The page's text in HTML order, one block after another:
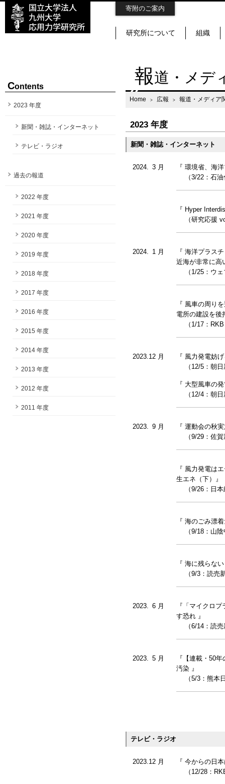
寄附のご案内
研究所について 組織
Contents
2023 年度
新聞・雑誌・インターネット
テレビ・ラジオ
過去の報道
2022 年度
2021 年度
2020 年度
2019 年度
2018 年度
2017 年度
2016 年度
2015 年度
2014 年度
2013 年度
2012 年度
2011 年度
報道・メデ
Home 広報 報道・メディア
2023 年度
新聞・雑誌・インターネット
2024. 03 月
『 環境省、海
（3/22：石油
『 Hyper
（研究応援
2024. 1 月
『 海洋プラス
近海が非常に高
（1/25：ウェ
『 風車の周り
電所の建設を後
（1/17：RKB
2023.12 月
『 風力発電妨
（12/5：朝日
『 大型風車の
（12/4：朝日
2023. 09 月
『 運動会の秋
（9/29：佐賀
『 風力発電は
生エネ（下）』
（9/26：日本
『 海のごみ漂
（9/18：山陰
『 海に残らな
（9/3：読売
2023. 06 月
『「マイクロ
す恐れ 』
（6/14：読売
2023. 05 月
『【連載・50
汚染 』
（5/3：熊本
テレビ・ラジオ
2023.12 月
『 今からの日
（12/28：